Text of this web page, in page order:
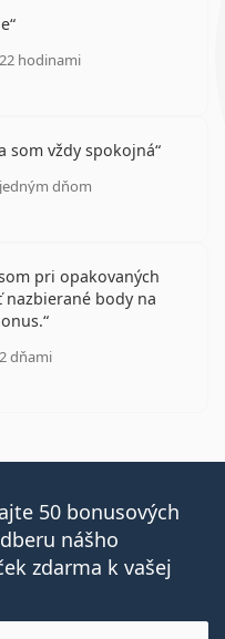
hodinami
5 z 5
som vždy spokojná
dňom
5 z 5
pri opakovaných
body na
dňami
5 z 5
50 bonusových
nášho
zdarma k vašej